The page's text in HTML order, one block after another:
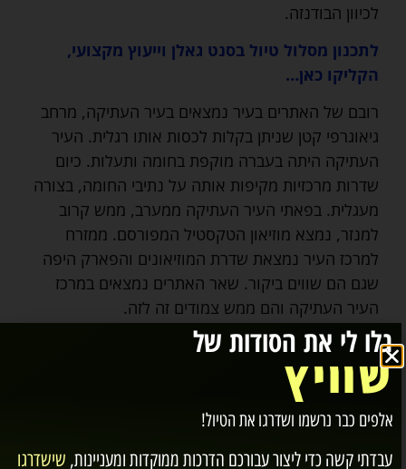
לכיוון הבודנזה.
לתכנון מסלול טיול בסנט גאלן וייעוץ מקצועי,
הקליקו כאן…
רובם של האתרים בעיר נמצאים בעיר העתיקה, מרחב
גיאוגרפי קטן שניתן בקלות לכסות אותו רגלית. העיר
העתיקה היתה בעברה מוקפת בחומה ותעלות. כיום
שדרות מרכזיות מקיפות אותה על נתיבי החומה, בצורה
מעגלית. בפאתי העיר העתיקה ממערב, ממש קרוב
למנזר, נמצא מוזיאון הטקסטיל המפורסם. ממזרח
למרכז העיר נמצאת שדרת המוזיאונים והפארק היפה
שגם הם שווים ביקור. שאר האתרים נמצאים במרכז
העיר העתיקה והם ממש צמודים זה לזה.
למציאת מקום לינה בסנט גאלן, הקליקו כאן…
גלו לי את הסודות של
שוויץ
אלפים כבר נרשמו ושדרגו את הטיול!
עבדתי קשה כדי ליצור עבורכםהדרכות ממוקדות ומעניינות,שישדרגו